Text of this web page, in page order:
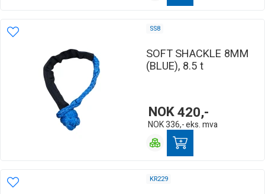
SS8
SOFT SHACKLE 8MM
(BLUE), 8.5 t
NOK420,-
NOK336,-eks. mva
KR229